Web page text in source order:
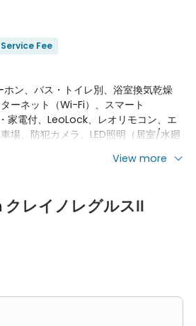
Fee
ン、バス・トイレ別、浴室換気乾燥
ーネット（Wi-Fi）、スマート
家電付、LeoLock、レオリモコン、エ
場、防犯カメラ、LED照明（居室/水廻
傘立て、カラーパネル（浴室）、室内物
View more
bedroom apartment. It includes
レイノレグルスⅡ